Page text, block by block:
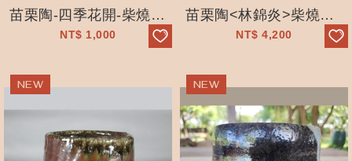
苗栗陶-四季花開-柴燒茶碗-文創 _-自然落灰—獨一無二_五穀文化村
NT$ 1,000
苗栗陶<林錦炎>柴燒茶碗-A4_手工拉坯 _-自然落灰—獨一無二_五穀文化...
NT$ 4,200